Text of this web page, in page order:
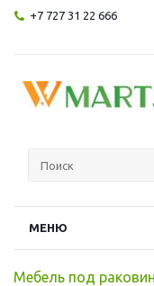
+7 727 31 22 666
МЕНЮ
Мебель под